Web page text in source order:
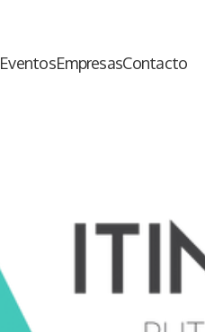
EventosEmpresasContacto